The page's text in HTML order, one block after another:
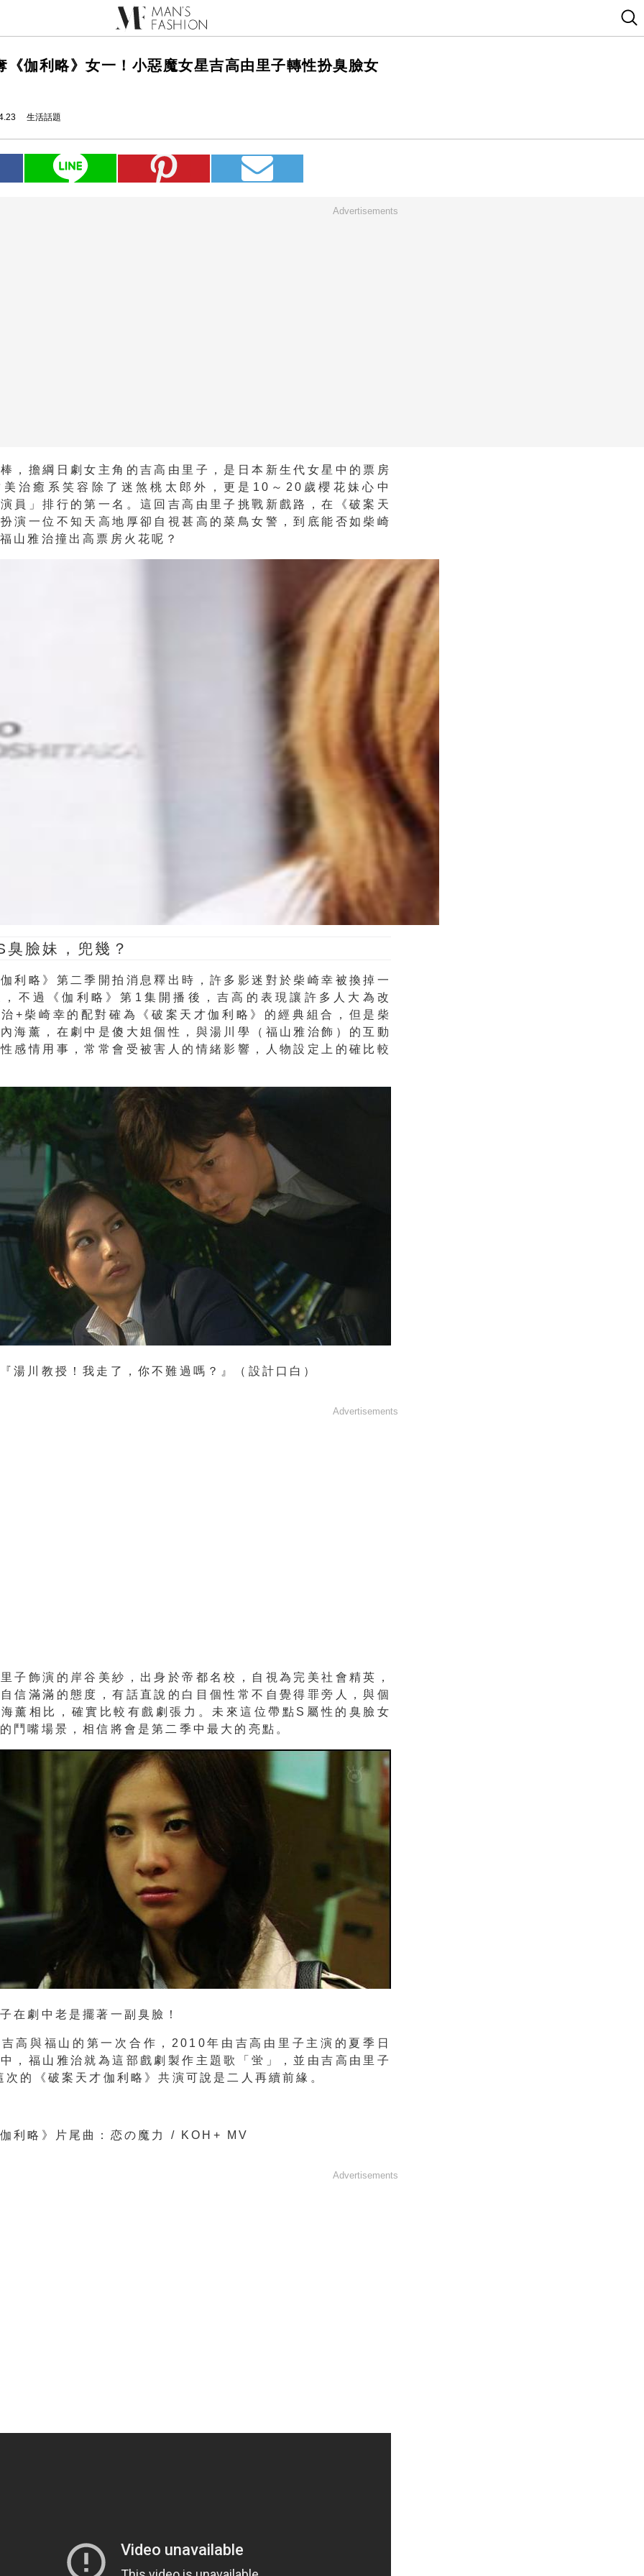
《伽利略》女一！小惡魔女星吉高由里子轉性扮臭臉女
生活話題
Advertisements
，擔綱日劇女主角的吉高由里子，是日本新生代女星中的票房
美治癒系笑容除了迷煞桃太郎外，更是10～20歲櫻花妹心中
員」排行的第一名。這回吉高由里子挑戰新戲路，在《破案天
演一位不知天高地厚卻自視甚高的菜鳥女警，到底能否如柴崎
山雅治撞出高票房火花呢？
臭臉妹，兜幾？
利略》第二季開拍消息釋出時，許多影迷對於柴崎幸被換掉一
不過《伽利略》第1集開播後，吉高的表現讓許多人大為改
+柴崎幸的配對確為《破案天才伽利略》的經典組合，但是柴
海薰，在劇中是傻大姐個性，與湯川學（福山雅治飾）的互動
感情用事，常常會受被害人的情緒影響，人物設定上的確比較
湯川教授！我走了，你不難過嗎？』（設計口白）
Advertisements
子飾演的岸谷美紗，出身於帝都名校，自視為完美社會精英，
信滿滿的態度，有話直說的白目個性常不自覺得罪旁人，與個
薰相比，確實比較有戲劇張力。未來這位帶點S屬性的臭臉女
鬥嘴場景，相信將會是第二季中最大的亮點。
在劇中老是擺著一副臭臉！
高與福山的第一次合作，2010年由吉高由里子主演的夏季日
，福山雅治就為這部戲劇製作主題歌「蛍」，並由吉高由里子
次的《破案天才伽利略》共演可說是二人再續前緣。
利略》片尾曲：恋の魔力 / KOH+ MV
Advertisements